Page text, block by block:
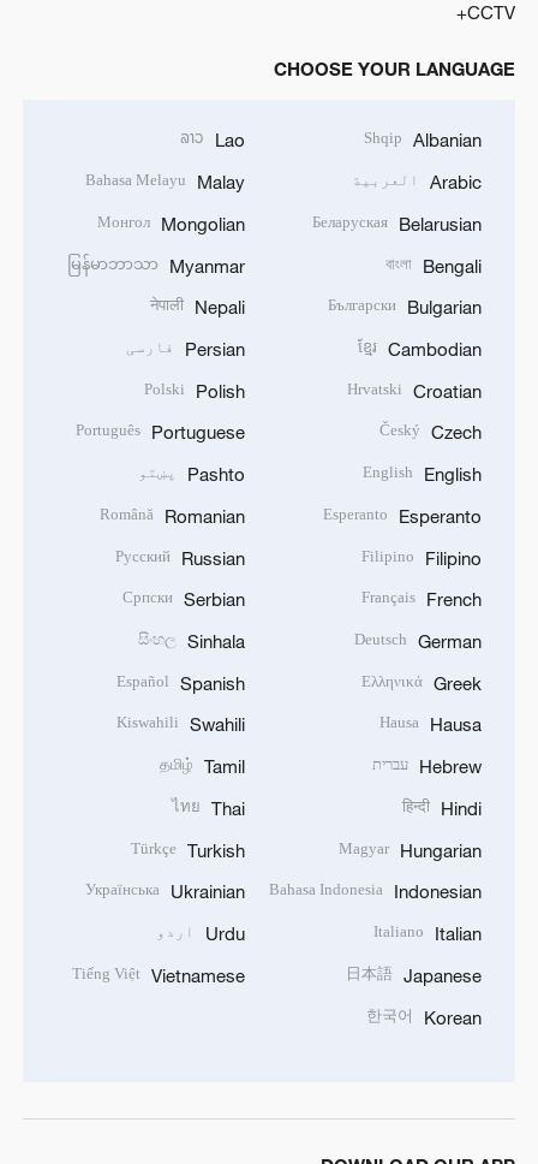
CCTV+
CHOOSE YOUR LANGUAGE
Albanian
Shqip
Arabic العربية
Belarusian
Беларуская
Bengali
বাংলা
Bulgarian
Български
Cambodian
ខ្មែរ
Croatian
Hrvatski
Czech
Český
English
English
Esperanto
Esperanto
Filipino
Filipino
French
Français
German
Deutsch
Greek
Ελληνικά
Hausa
Hausa
Hebrew עברית
Hindi
हिन्दी
Hungarian
Magyar
Indonesian
Bahasa Indonesia
Italian
Italiano
Japanese
日本語
Korean
한국어
Lao
ລາວ
Malay
Bahasa Melayu
Mongolian
Монгол
Myanmar
မြန်မာဘာသာ
Nepali
नेपाली
Persian فارسی
Polish
Polski
Portuguese
Português
Pashto پښتو
Romanian
Română
Russian
Русский
Serbian
Српски
Sinhala
සිංහල
Spanish
Español
Swahili
Kiswahili
Tamil
தமிழ்
Thai
ไทย
Turkish
Türkçe
Ukrainian
Українська
Urdu اردو
Vietnamese
Tiếng Việt